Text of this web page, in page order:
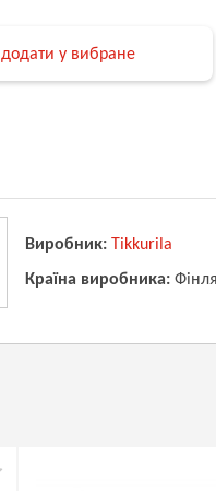
додати у вибране
Виробник: Tikkurila
Країна виробника: